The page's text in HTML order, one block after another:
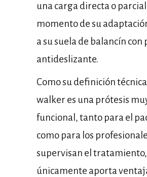
una carga directa o
momento de su
a su suela de balancín con
antideslizante.
Como su definición
walker es una prótesis
funcional, tanto para el
como para los
supervisan el tratamiento,
únicamente aporta